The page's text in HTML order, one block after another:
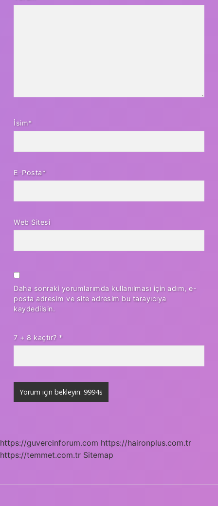
İsim*
E-Posta*
Web Sitesi
Daha sonraki yorumlarımda kullanılması için adım, e-
posta adresim ve site adresim bu tarayıcıya
kaydedilsin.
7 + 8 kaçtır? *
https://guvercinforum.com https://haironplus.com.tr
https://temmet.com.tr Sitemap